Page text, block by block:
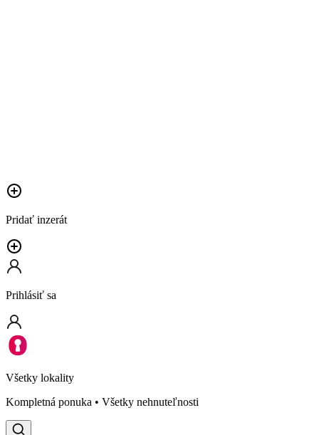
Pridať inzerát
Prihlásiť sa
Všetky lokality
Kompletná ponuka • Všetky nehnuteľnosti